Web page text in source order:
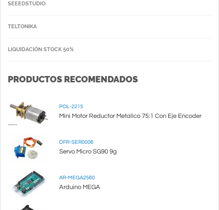
SEEEDSTUDIO
TELTONIKA
LIQUIDACIÓN STOCK 50%
PRODUCTOS RECOMENDADOS
POL-2215
Mini Motor Reductor Metalico 75:1 Con Eje Encoder
DFR-SER0006
Servo Micro SG90 9g
AR-MEGA2560
Arduino MEGA